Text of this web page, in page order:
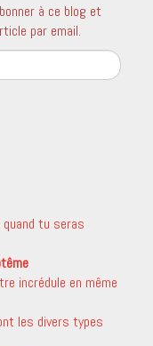
à ce blog et
par email.
tu seras
incrédule en même
les divers types